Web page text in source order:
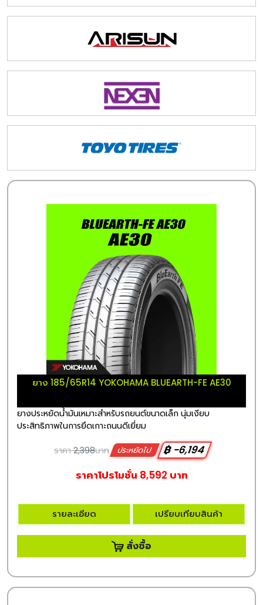
ยาง 185/65R14 YOKOHAMA BLUEARTH-FE AE30
ยางประหยัดน้ำมันเหมาะสำหรับรถยนต์ขนาดเล็ก นุ่มเงียบ
ประสิทธิภาพในการยึดเกาะถนนดีเยี่ยม
ราคา2,398บาท ประหยัดไป
฿ -6,194
ราคาโปรโมชั่น 8,592 บาท
รายละเอียด เปรียบเทียบสินค้า
สั่งซื้อ